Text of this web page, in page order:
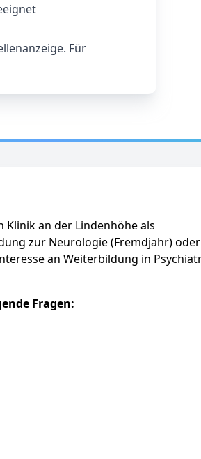
Für
Klinik an der Lindenhöhe als
zur Neurologie (Fremdjahr) oder
an Weiterbildung in
Fragen: